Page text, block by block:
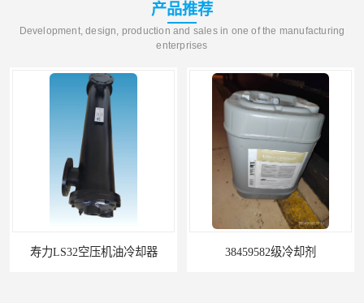
产品推荐
Development, design, production and sales in one of the manufacturing
enterprises
压机油冷却器 38459582级冷却剂